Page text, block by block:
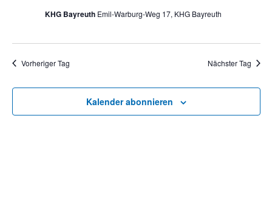
August
2024
KHG Bayreuth Emil-Warburg-Weg 17, KHG Bayreuth
Vorheriger Tag Nächster Tag
Kalender abonnieren